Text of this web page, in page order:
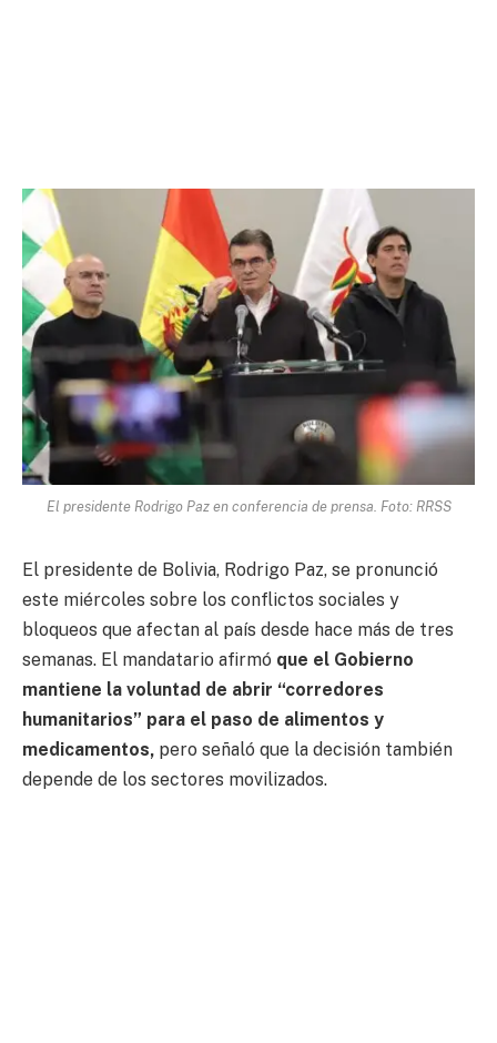
El presidente Rodrigo Paz en conferencia de prensa. Foto: RRSS
El presidente de Bolivia, Rodrigo Paz, se pronunció
este miércoles sobre los conflictos sociales y
bloqueos que afectan al país desde hace más de tres
semanas. El mandatario afirmó que el Gobierno
mantiene la voluntad de abrir “corredores
humanitarios” para el paso de alimentos y
medicamentos, pero señaló que la decisión también
depende de los sectores movilizados.